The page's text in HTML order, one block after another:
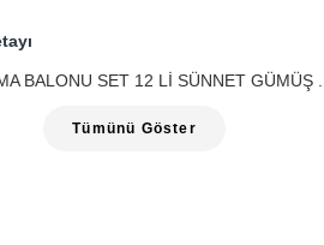
BALONU SET 12 Lİ SÜNNET GÜMÜŞ ...
Tümünü Göster